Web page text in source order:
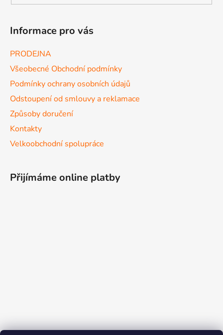
Informace pro vás
PRODEJNA
Všeobecné Obchodní podmínky
Podmínky ochrany osobních údajů
Odstoupení od smlouvy a reklamace
Způsoby doručení
Kontakty
Velkoobchodní spolupráce
Přijímáme online platby